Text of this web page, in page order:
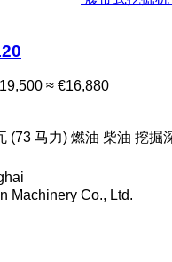
≈ €16,880
(73 马力) 燃油 柴油 挖掘
Machinery Co., Ltd.